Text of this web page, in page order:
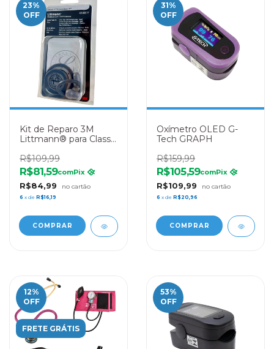
23%
OFF
Kit de Reparo 3M
Littmann® para Classic
– 40017 Cinza
R$109,99
R$84,99
R$81,59comPix
6 x de R$16,19
31%
OFF
Oxímetro OLED G-
Tech GRAPH
R$159,99
R$109,99
R$105,59comPix
6 x de R$20,96
12%
OFF
FRETE GRÁTIS
53%
OFF